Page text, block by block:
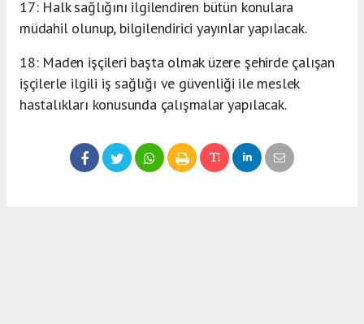
17: Halk sağlığını ilgilendiren bütün konulara
müdahil olunup, bilgilendirici yayınlar yapılacak.
18: Maden işçileri başta olmak üzere şehirde çalışan
işçilerle ilgili iş sağlığı ve güvenliği ile meslek
hastalıkları konusunda çalışmalar yapılacak.